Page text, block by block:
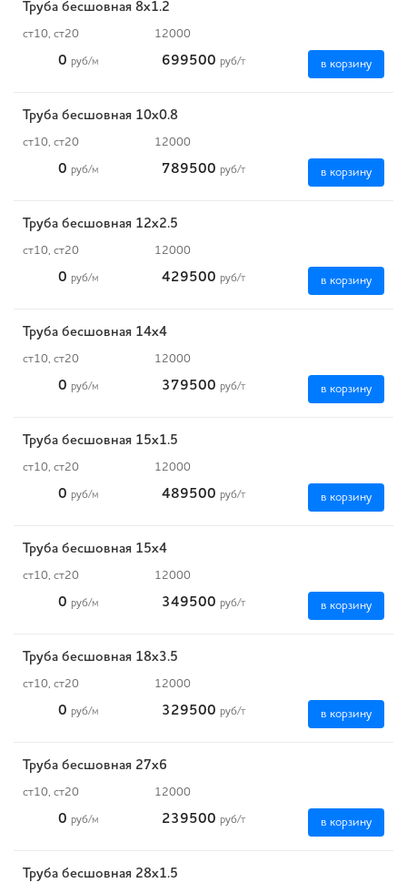
Труба бесшовная 8х1.2
ст10, ст20 12000
0 руб/м 699500 руб/т в корзину
Труба бесшовная 10х0.8
ст10, ст20 12000
0 руб/м 789500 руб/т в корзину
Труба бесшовная 12х2.5
ст10, ст20 12000
0 руб/м 429500 руб/т в корзину
Труба бесшовная 14х4
ст10, ст20 12000
0 руб/м 379500 руб/т в корзину
Труба бесшовная 15х1.5
ст10, ст20 12000
0 руб/м 489500 руб/т в корзину
Труба бесшовная 15х4
ст10, ст20 12000
0 руб/м 349500 руб/т в корзину
Труба бесшовная 18х3.5
ст10, ст20 12000
0 руб/м 329500 руб/т в корзину
Труба бесшовная 27х6
ст10, ст20 12000
0 руб/м 239500 руб/т в корзину
Труба бесшовная 28х1.5